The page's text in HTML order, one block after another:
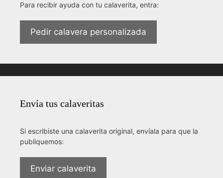
Para recibir ayuda con tu calaverita, entra:
Pedir calavera personalizada
Envía tus calaveritas
Si escribiste una calaverita original, envíala para que la
publiquemos:
Enviar calaverita